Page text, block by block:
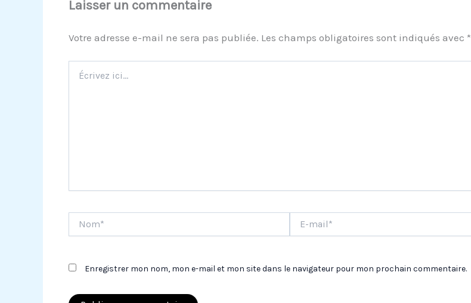
Laisser un commentaire
Votre adresse e-mail ne sera pas publiée. Les champs obligatoires sont indiqués avec *
ici…
mail*
Enregistrer mon nom, mon e-mail et mon site dans le navigateur pour mon prochain commentaire.